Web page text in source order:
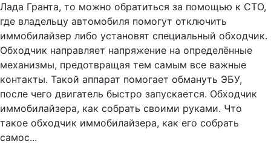
Лада Гранта, то можно обратиться за помощью к СТО,
где владельцу автомобиля помогут отключить
иммобилайзер либо установят специальный обходчик.
Обходчик направляет напряжение на определённые
механизмы, предотвращая тем самым все важные
контакты. Такой аппарат помогает обмануть ЭБУ,
после чего двигатель быстро запускается. Обходчик
иммобилайзера, как собрать своими руками. Что
такое обходчик иммобилайзера, как его собрать
самос...